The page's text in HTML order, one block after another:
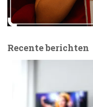
Recente berichten